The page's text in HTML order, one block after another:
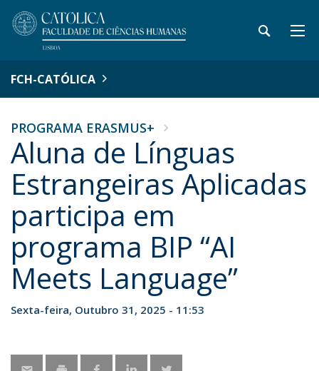
FCH-CATÓLICA
PROGRAMA ERASMUS+
Aluna de Línguas
Estrangeiras Aplicadas
participa em
programa BIP “AI
Meets Language”
Sexta-feira, Outubro 31, 2025 - 11:53